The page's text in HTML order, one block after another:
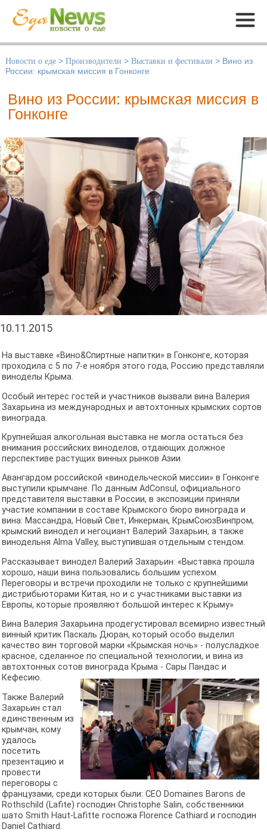
Меню
Новости о еде > Производители > Выставки и фестивали > Вино из
России: крымская миссия в Гонконге
Вино из России: крымская миссия в
Гонконге
10.11.2015
На выставке «Вино&Спиртные напитки» в Гонконге, которая
проходила с 5 по 7-е ноября этого года, Россию представляли
виноделы Крыма.
Особый интерес гостей и участников вызвали вина Валерия
Захарьина из международных и автохтонных крымских сортов
винограда.
Крупнейшая алкогольная выставка не могла остаться без
внимания российских виноделов, отдающих должное
перспективе растущих винных рынков Азии.
Авангардом российской «винодельческой миссии» в Гонконге
выступили крымчане. По данным AdConsul, официального
представителя выставки в России, в экспозиции приняли
участие компании в составе Крымского бюро винограда и
вина: Массандра, Новый Свет, Инкерман, КрымСоюзВинпром,
крымский винодел и негоциант Валерий Захарьин, а также
винодельня Alma Valley, выступившая отдельным стендом.
Рассказывает винодел Валерий Захарьин: «Выставка прошла
хорошо, наши вина пользовались большим успехом.
Переговоры и встречи проходили не только с крупнейшими
дистрибьюторами Китая, но и с участниками выставки из
Европы, которые проявляют большой интерес к Крыму»
Вина Валерия Захарьина продегустировал всемирно известный
винный критик Паскаль Дюран, который особо выделил
качество вин торговой марки «Крымская ночь» - полусладкое
красное, сделанное по специальной технологии, и вина из
автохтонных сотов винограда Крыма - Сары Пандас и
Кефесию.
Также Валерий
Захарьин стал
единственным из
крымчан, кому
удалось
посетить
презентацию и
провести
переговоры с
французами, среди которых были: CEO Domaines Barons de
Rothschild (Lafite) господин Christophe Salin, собственники
шато Smith Haut-Lafitte госпожа Florence Cathiard и господин
Daniel Cathiard.